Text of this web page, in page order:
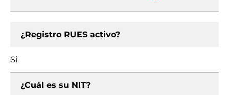
¿Registro RUES activo?
Si
¿Cuál es su NIT?